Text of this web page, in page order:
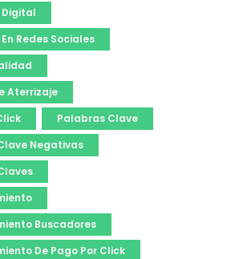
Redes Sociales
Aterrizaje
Palabras Clave
Negativas
Buscadores
De Pago Por Click